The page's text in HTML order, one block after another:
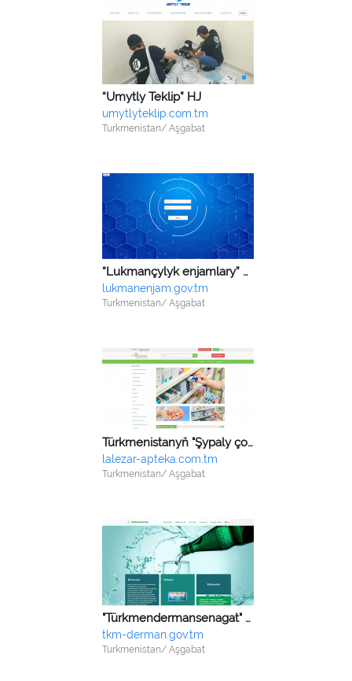
“Umytly Teklip” HJ
umytlyteklip.com.tm
Turkmenistan/ Aşgabat
“Lukmançylyk enjamlary” önümçilik birleşigi
lukmanenjam.gov.tm
Turkmenistan/ Aşgabat
Türkmenistanyň "Şypaly çomuç dermanhanasy" HK
lalezar-apteka.com.tm
Turkmenistan/ Aşgabat
"Türkmendermansenagat" birleşigi
tkm-derman.gov.tm
Turkmenistan/ Aşgabat